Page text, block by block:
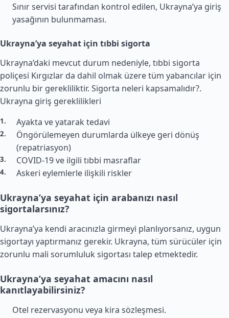
Sınır servisi tarafından kontrol edilen, Ukrayna’ya giriş
yasağının bulunmaması.
Ukrayna’ya seyahat için tıbbi sigorta
Ukrayna’daki mevcut durum nedeniyle, tıbbi sigorta
poliçesi Kırgızlar da dahil olmak üzere tüm yabancılar için
zorunlu bir gerekliliktir. Sigorta neleri kapsamalıdır?.
Ukrayna giriş gereklilikleri
Ayakta ve yatarak tedavi
Öngörülemeyen durumlarda ülkeye geri dönüş
(repatriasyon)
COVID-19 ve ilgili tıbbi masraflar
Askeri eylemlerle ilişkili riskler
Ukrayna’ya seyahat için arabanızı nasıl
sigortalarsınız?
Ukrayna’ya kendi aracınızla girmeyi planlıyorsanız, uygun
sigortayı yaptırmanız gerekir. Ukrayna, tüm sürücüler için
zorunlu mali sorumluluk sigortası talep etmektedir.
Ukrayna’ya seyahat amacını nasıl
kanıtlayabilirsiniz?
Otel rezervasyonu veya kira sözleşmesi.